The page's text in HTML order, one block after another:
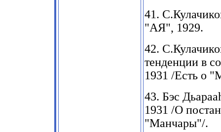
41.
"АЯ", 1929.
42.
тенденции в
1931 /Есть о
43. Бэс Дьараа
1931 /О
"Манчары"/.